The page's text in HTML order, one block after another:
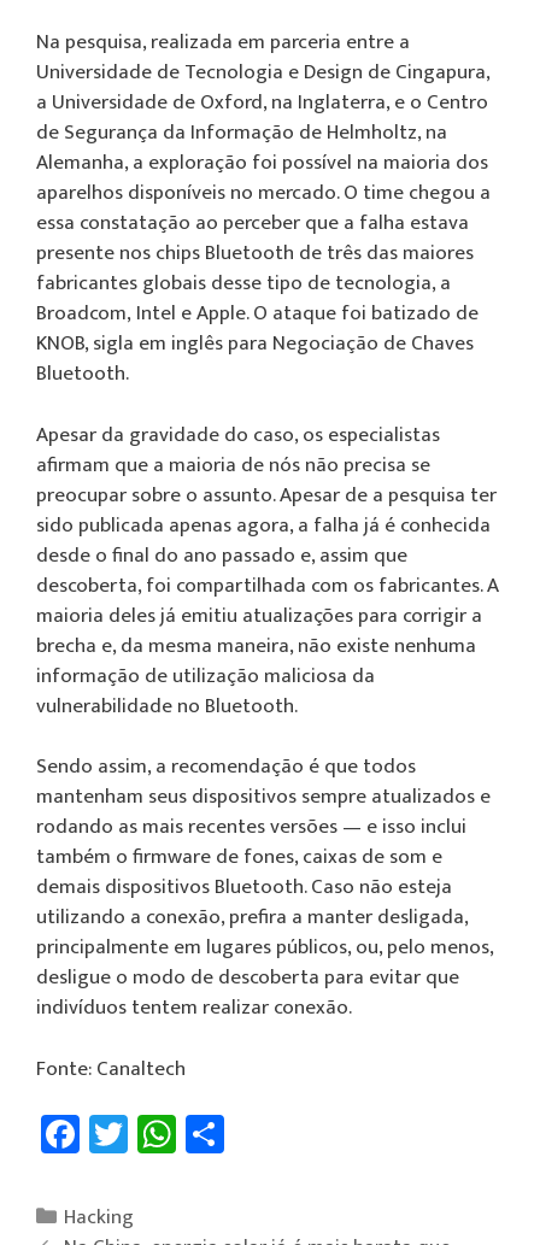
Na pesquisa, realizada em parceria entre a
Universidade de Tecnologia e Design de Cingapura,
a Universidade de Oxford, na Inglaterra, e o Centro
de Segurança da Informação de Helmholtz, na
Alemanha, a exploração foi possível na maioria dos
aparelhos disponíveis no mercado. O time chegou a
essa constatação ao perceber que a falha estava
presente nos chips Bluetooth de três das maiores
fabricantes globais desse tipo de tecnologia, a
Broadcom, Intel e Apple. O ataque foi batizado de
KNOB, sigla em inglês para Negociação de Chaves
Bluetooth.
Apesar da gravidade do caso, os especialistas
afirmam que a maioria de nós não precisa se
preocupar sobre o assunto. Apesar de a pesquisa ter
sido publicada apenas agora, a falha já é conhecida
desde o final do ano passado e, assim que
descoberta, foi compartilhada com os fabricantes. A
maioria deles já emitiu atualizações para corrigir a
brecha e, da mesma maneira, não existe nenhuma
informação de utilização maliciosa da
vulnerabilidade no Bluetooth.
Sendo assim, a recomendação é que todos
mantenham seus dispositivos sempre atualizados e
rodando as mais recentes versões — e isso inclui
também o firmware de fones, caixas de som e
demais dispositivos Bluetooth. Caso não esteja
utilizando a conexão, prefira a manter desligada,
principalmente em lugares públicos, ou, pelo menos,
desligue o modo de descoberta para evitar que
indivíduos tentem realizar conexão.
Fonte: Canaltech
Fa
ce
b
T
wi
tt
W
h
Hacking